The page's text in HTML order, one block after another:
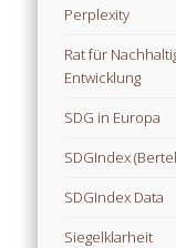
Perplexity
Rat für
Entwicklung
SDG in Europa
SDGIndex
SDGIndex Data
Siegelklarheit